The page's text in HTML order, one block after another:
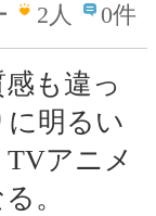
2人 0件
も違っ
明るい
アニメ
。